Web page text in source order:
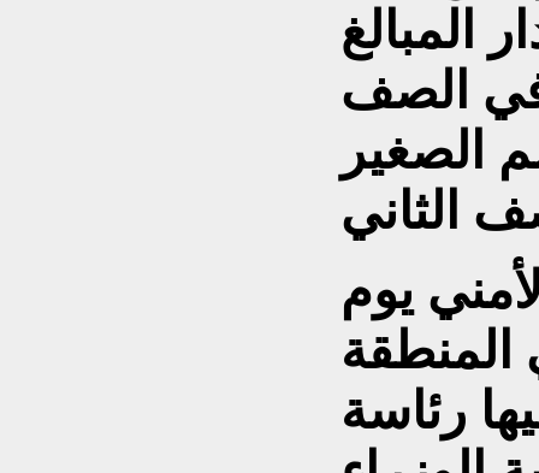
المبالغ
في الصف
الصغير
الثاني
يوم
/ 6 / 2026 في المنطقة
رئاسة